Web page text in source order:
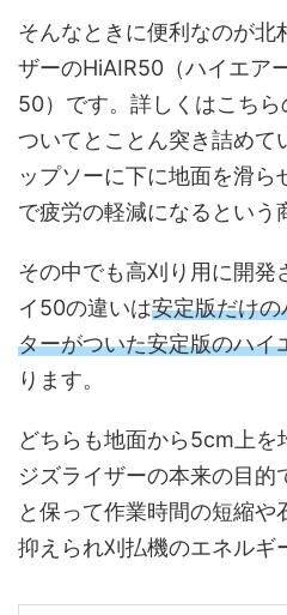
そんなときに便利なのが北
ザーのHiAIR50（ハイエア
50）です。詳しくはこち
ついてとことん突き詰めて
ップソーに下に地面を滑ら
で疲労の軽減になるという
その中でも高刈り用に開
イ50の違いは安定版だけ
ターがついた安定版のハイ
ります。
どちらも地面から5cm上を
ジズライザーの本来の目的
と保って作業時間の短縮や
抑えられ刈払機のエネルギ